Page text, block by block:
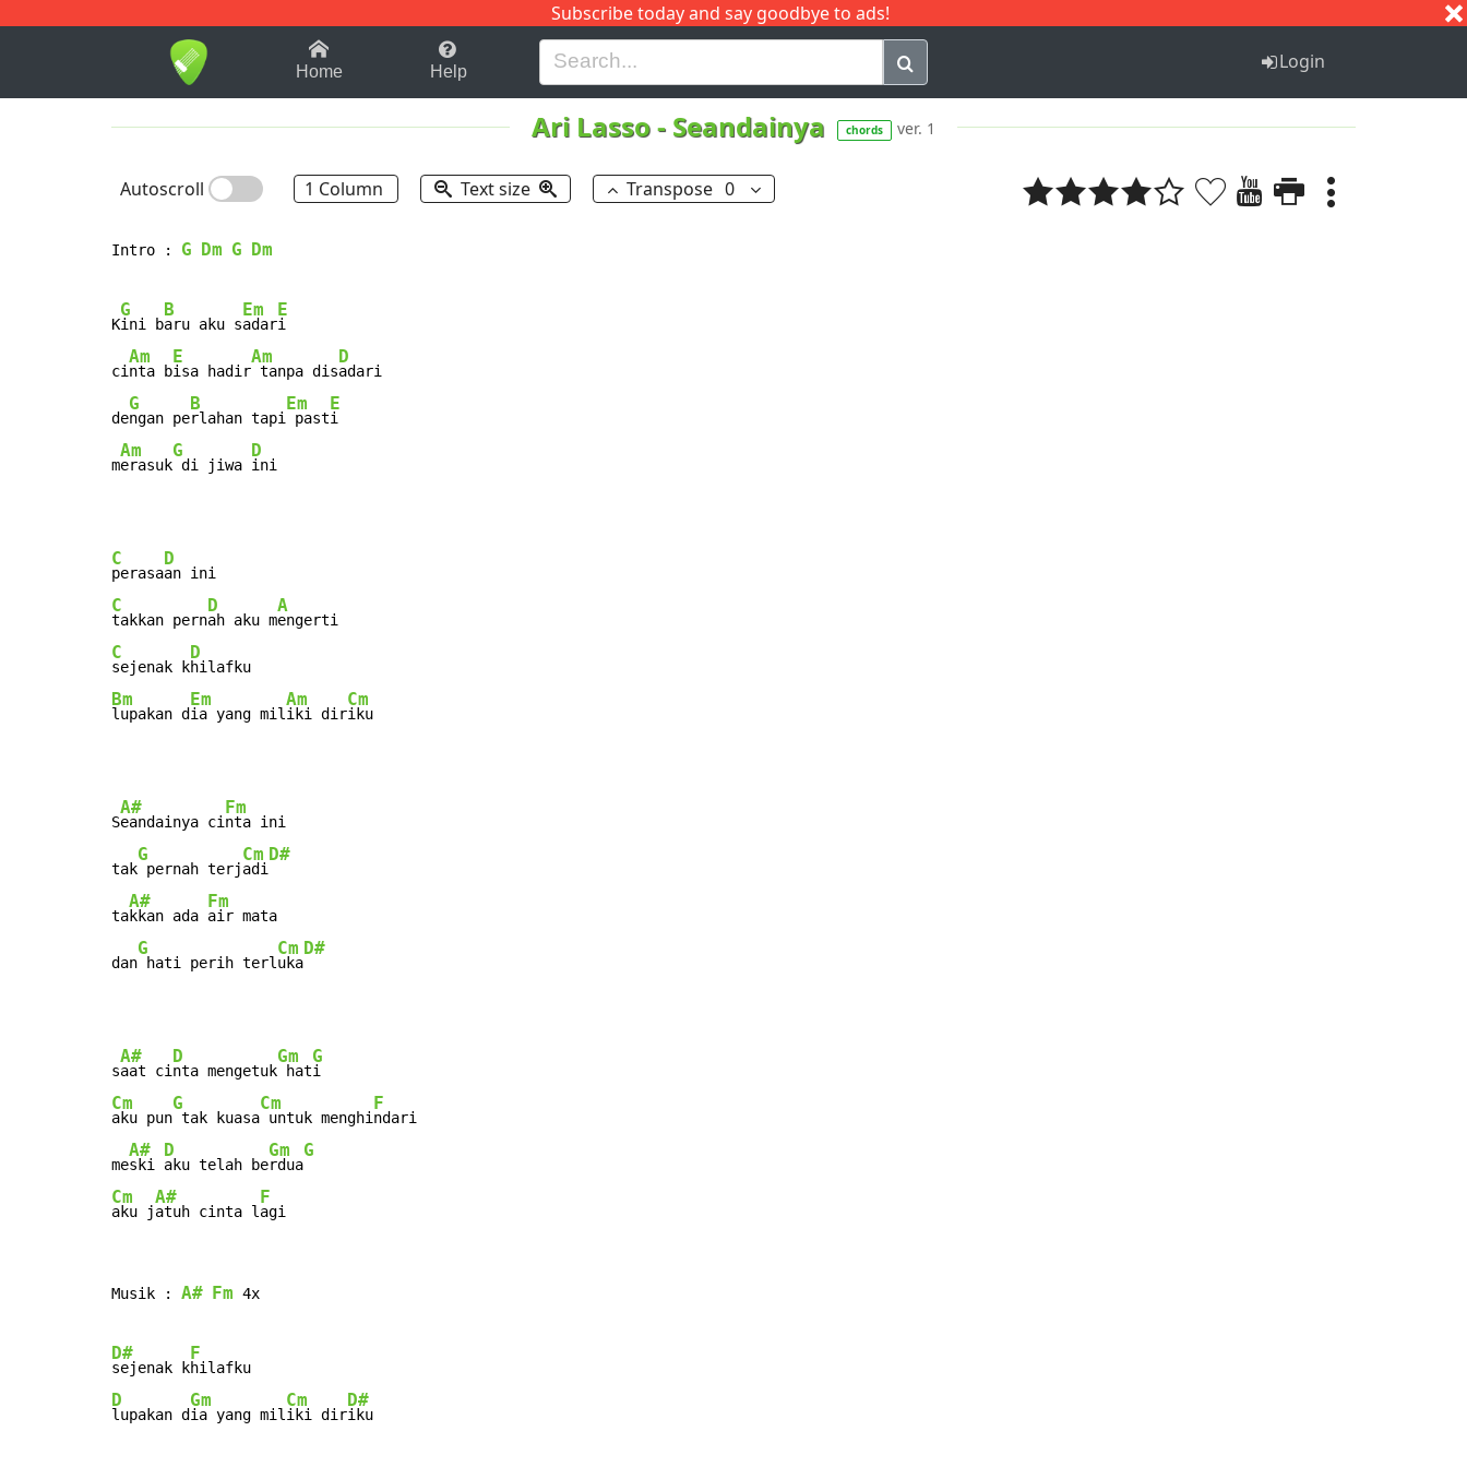
Subscribe today and say goodbye to ads!
1-9 B H I J Q
Home Help Login
Ari Lasso- Seandainya chords ver. 1
Autoscroll 1 Column Text size Transpose 0
Intro : G Dm G Dm
K
G
ini b
B
aru aku s
Em
adar
E
i
ci
Am
nta b
E
isa hadir
Am
tanpa dis
D
adari
de
G
ngan pe
B
rlahan tapi
Em
past
E
i
m
Am
erasuk
G
di jiwa
D
ini
C
perasa
D
C
takkan pern
D
ah aku m
A
C
sejenak k
D
Bm
lupakan d
Em
ia yang mil
Am
iki dir
Cm
iku
S
A#
eandainya ci
Fm
nta ini
tak
G
pernah terj
Cm
adi
D#
ta
A#
kkan ada
Fm
air mata
dan
G
hati perih terl
Cm
uka
D#
s
A#
aat ci
D
nta mengetuk
Gm
hat
G
Cm
aku pun
G
tak kuasa
Cm
untuk menghi
F
ndari
me
A#
ski
D
aku telah be
Gm
rdua
G
Cm
aku j
A#
atuh cinta l
F
agi
Musik : A# Fm 4x
D#
sejenak k
F
D
lupakan d
Gm
ia yang mil
Cm
iki dir
D#
iku